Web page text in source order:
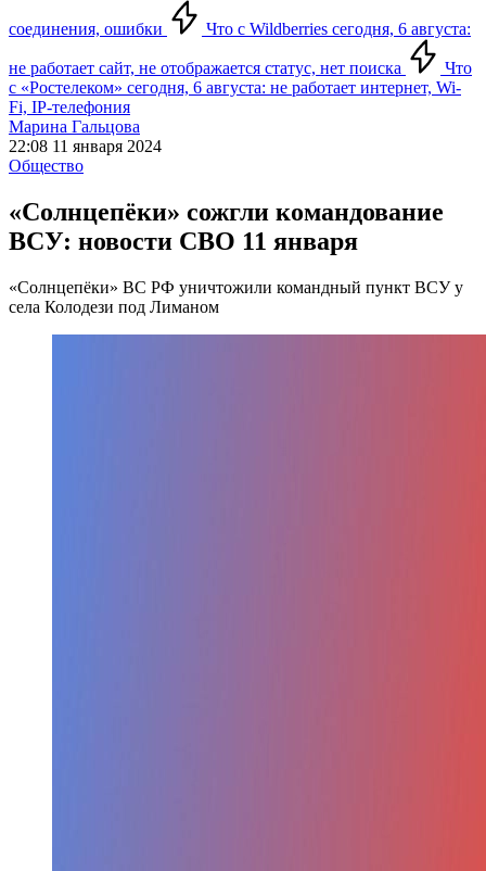
соединения, ошибки Что с Wildberries сегодня, 6 августа:
не работает сайт, не отображается статус, нет поиска
Что
с «Ростелеком» сегодня, 6 августа: не работает интернет, Wi-
Fi, IP-телефония
Марина Гальцова
22:08 11 января 2024
Общество
«Солнцепёки» сожгли командование
ВСУ: новости СВО 11 января
«Солнцепёки» ВС РФ уничтожили командный пункт ВСУ у
села Колодези под Лиманом